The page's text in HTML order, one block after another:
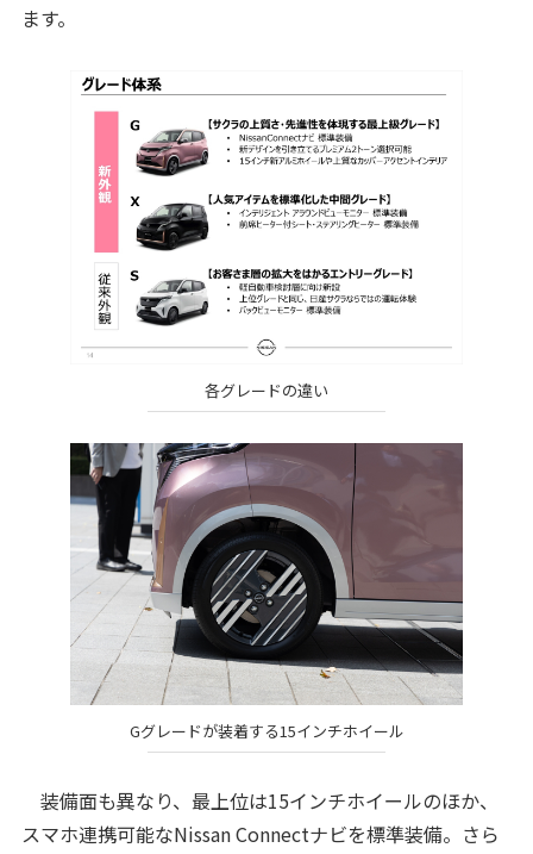
ます。
各グレードの違い
Gグレードが装着する15インチホイール
装備面も異なり、最上位は15インチホイールのほか、
スマホ連携可能なNissan Connectナビを標準装備。さら